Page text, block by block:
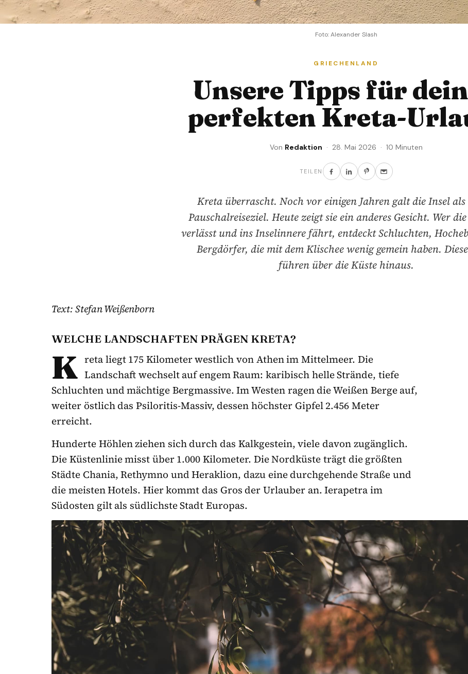
Foto: Alexander Slash
GRIECHENLAND
Unsere Tipps für
perfekten Kreta-
Von Redaktion · 28. Mai 2026 · 10 Minuten
TEILEN
Kreta überrascht. Noch vor einigen Jahren galt die Insel als
Pauschalreiseziel. Heute zeigt sie ein anderes Gesicht. Wer
verlässt und ins Inselinnere fährt, entdeckt Schluchten,
Bergdörfer, die mit dem Klischee wenig gemein haben.
führen über die Küste hinaus.
Text: Stefan Weißenborn
WELCHE LANDSCHAFTEN PRÄGEN KRETA?
K reta liegt 175 Kilometer westlich von Athen im Mittelmeer. Die
Landschaft wechselt auf engem Raum: karibisch helle Strände, tiefe
Schluchten und mächtige Bergmassive. Im Westen ragen die Weißen Berge auf,
weiter östlich das Psiloritis-Massiv, dessen höchster Gipfel 2.456 Meter
erreicht.
Hunderte Höhlen ziehen sich durch das Kalkgestein, viele davon zugänglich.
Die Küstenlinie misst über 1.000 Kilometer. Die Nordküste trägt die größten
Städte Chania, Rethymno und Heraklion, dazu eine durchgehende Straße und
die meisten Hotels. Hier kommt das Gros der Urlauber an. Ierapetra im
Südosten gilt als südlichste Stadt Europas.